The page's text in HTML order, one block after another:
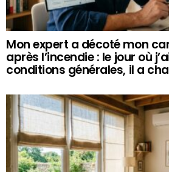
Mon expert a décoté mon
après l’incendie : le jour où
conditions générales, il a